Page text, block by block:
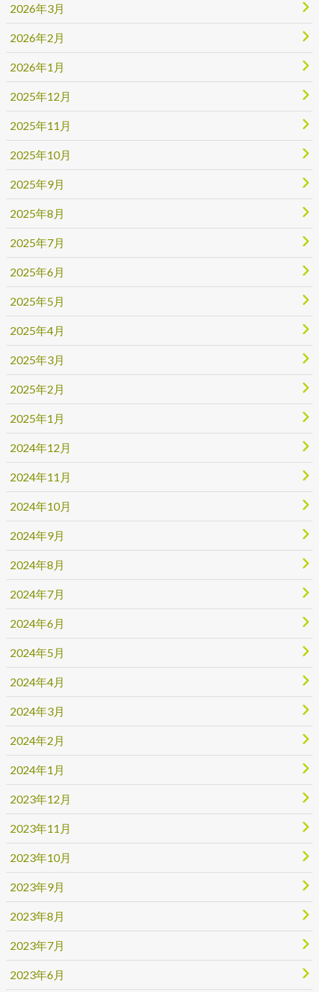
2026年3月
2026年2月
2026年1月
2025年12月
2025年11月
2025年10月
2025年9月
2025年8月
2025年7月
2025年6月
2025年5月
2025年4月
2025年3月
2025年2月
2025年1月
2024年12月
2024年11月
2024年10月
2024年9月
2024年8月
2024年7月
2024年6月
2024年5月
2024年4月
2024年3月
2024年2月
2024年1月
2023年12月
2023年11月
2023年10月
2023年9月
2023年8月
2023年7月
2023年6月